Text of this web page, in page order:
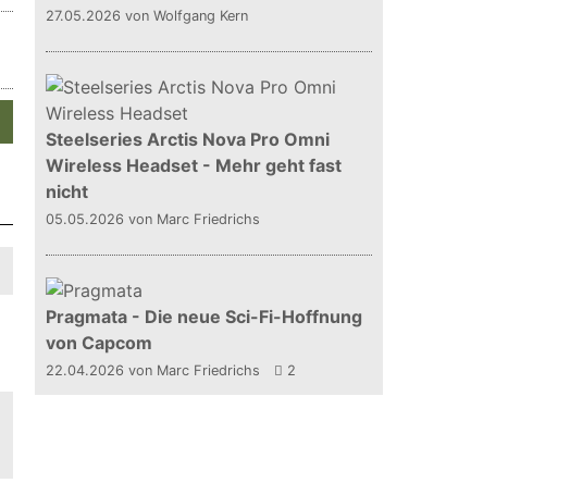
27.05.2026 von Wolfgang Kern
Steelseries Arctis Nova Pro Omni
Wireless Headset - Mehr geht fast
nicht
05.05.2026 von Marc Friedrichs
Pragmata - Die neue Sci-Fi-Hoffnung
von Capcom
22.04.2026 von Marc Friedrichs 2